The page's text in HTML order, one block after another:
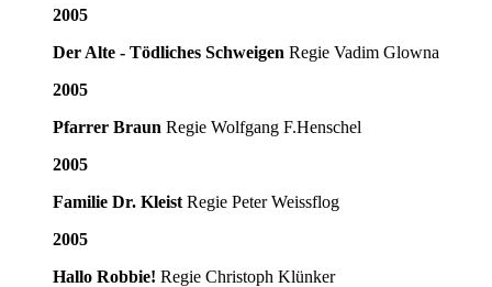
2005
Der Alte - Tödliches Schweigen Regie Vadim Glowna
2005
Pfarrer Braun Regie Wolfgang F.Henschel
2005
Familie Dr. Kleist Regie Peter Weissflog
2005
Hallo Robbie! Regie Christoph Klünker